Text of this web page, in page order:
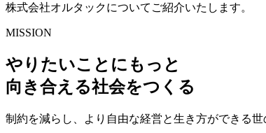
株式会社オルタックについてご紹介いたします。
MISSION
やりたいことにもっと
向き合える社会をつくる
制約を減らし、より自由な経営と生き方ができる